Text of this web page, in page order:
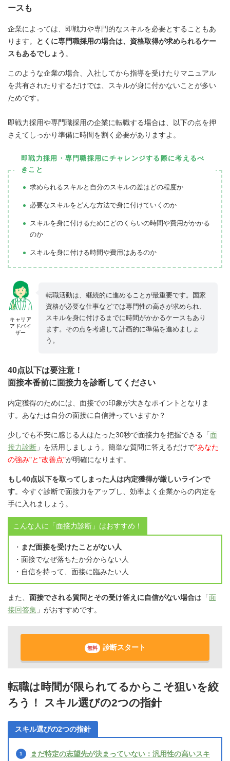
ースも
企業によっては、即戦力や専門的なスキルを必要とすることもあ
ります。
とくに専門職採用の場合は、資格取得が求められるケー
スもあるでしょう 。
このような企業の場合、入社してから指導を受けたりマニュアル
を共有されたりするだけでは、スキルが身に付かないことが多い
ためです。
即戦力採用や専門職採用の企業に転職する場合は、以下の点を押
さえてしっかり準備に時間を割く必要がありますよ。
即戦力採用・専門職採用にチャレンジする際に考えるべ
きこと
求められるスキルと自分のスキルの差はどの程度か
必要なスキルをどんな方法で身に付けていくのか
スキルを身に付けるためにどのくらいの時間や費用がかかる
のか
スキルを身に付ける時間や費用はあるのか
キャリア
アドバイ
ザー
転職活動は、継続的に進めることが最重要です。国家
資格が必要な仕事などでは専門性の高さが求められ、
スキルを身に付けるまでに時間がかかるケースもあり
ます。その点を考慮して計画的に準備を進めましょ
う。
40点以下は要注意！
面接本番前に面接力を診断してください
内定獲得のためには、面接での印象が大きなポイントとなりま
す。あなたは自分の面接に自信持っていますか？
少しでも不安に感じる人はたった30秒で面接力を把握できる「面
接力診断 」を活用しましょう。簡単な質問に答えるだけで"あなた
の強み"と"改善点"が明確になります。
もし40点以下を取ってしまった人は内定獲得が厳しいラインで
す。今すぐ診断で面接力をアップし、効率よく企業からの内定を
手に入れましょう。
こんな人に「面接力診断」はおすすめ！
・ まだ面接を受けたことがない人
・面接でなぜ落ちたか分からない人
・自信を持って、面接に臨みたい人
また、 面接でされる質問とその受け答えに自信がない場合は「面
接回答集 」がおすすめです。
無料 診断スタート
転職は時間が限られてるからこそ狙いを絞
ろう！ スキル選びの2つの指針
スキル選びの2つの指針
まだ特定の志望先が決まっていない：汎用性の高いスキ